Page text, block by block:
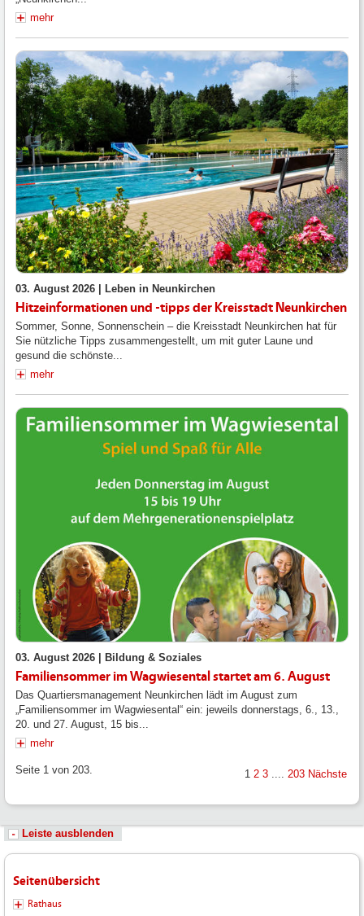
mehr
03. August 2026 | Leben in Neunkirchen
Hitzeinformationen und -tipps der Kreisstadt Neunkirchen
Sommer, Sonne, Sonnenschein – die Kreisstadt Neunkirchen hat für
Sie nützliche Tipps zusammengestellt, um mit guter Laune und
gesund die schönste...
mehr
03. August 2026 | Bildung & Soziales
Familiensommer im Wagwiesental startet am 6. August
Das Quartiersmanagement Neunkirchen lädt im August zum
„Familiensommer im Wagwiesental“ ein: jeweils donnerstags, 6., 13.,
20. und 27. August, 15 bis...
mehr
Seite 1 von 203. 1 2 3 .... 203 Nächste
Leiste ausblenden
Seitenübersicht
Rathaus